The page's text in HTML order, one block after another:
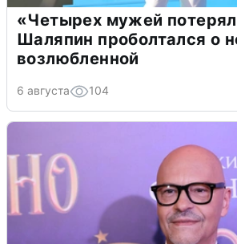
«Четырех мужей
Шаляпин проболтался о
возлюбленной
6 августа 104